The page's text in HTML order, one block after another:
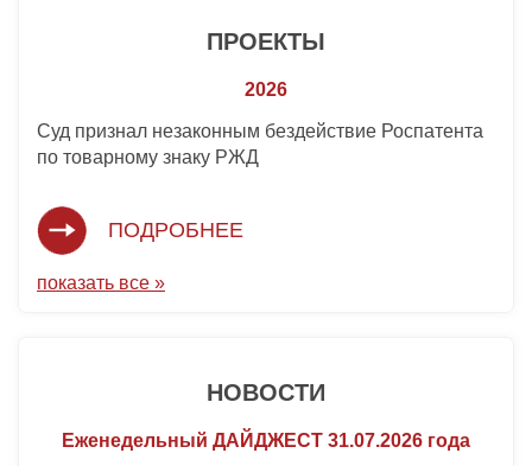
ПРОЕКТЫ
2026
Суд признал незаконным бездействие Роспатента
по товарному знаку РЖД
ПОДРОБНЕЕ
показать все »
НОВОСТИ
Еженедельный ДАЙДЖЕСТ 31.07.2026 года